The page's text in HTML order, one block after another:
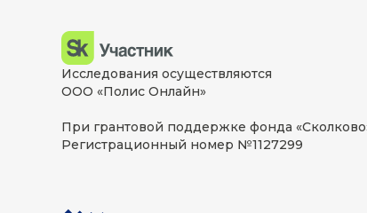
Исследования осуществляются
ООО «Полис Онлайн»
При грантовой поддержке фонда
Регистрационный номер №1127299